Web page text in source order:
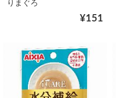
りまぐろ
¥151